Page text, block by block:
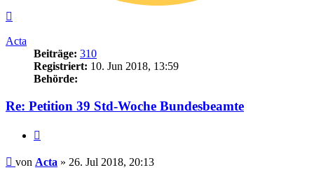
Acta
Beiträge: 310
Registriert: 10. Jun 2018, 13:59
Behörde:
Re: Petition 39 Std-Woche Bundesbeamte
Beitrag
von Acta » 26. Jul 2018, 20:13